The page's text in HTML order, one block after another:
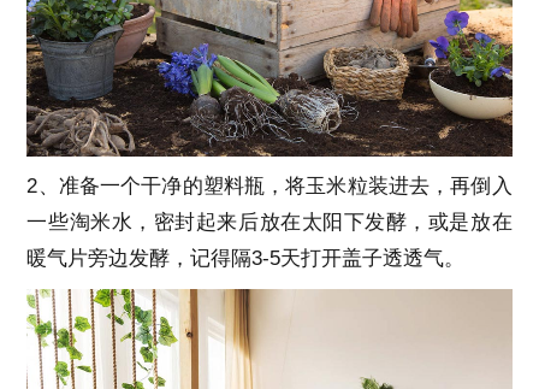
2、准备一个干净的塑料瓶，将玉米粒装进去，再倒入
一些淘米水，密封起来后放在太阳下发酵，或是放在
暖气片旁边发酵，记得隔3-5天打开盖子透透气。